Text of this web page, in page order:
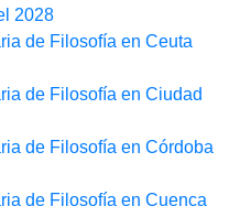
2028
de Filosofía en Ceuta
de Filosofía en Ciudad
de Filosofía en Córdoba
de Filosofía en Cuenca